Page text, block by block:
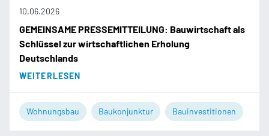
10.06.2026
GEMEINSAME PRESSEMITTEILUNG: Bauwirtschaft als
Schlüssel zur wirtschaftlichen Erholung
Deutschlands
WEITERLESEN
Wohnungsbau Baukonjunktur Bauinvestitionen